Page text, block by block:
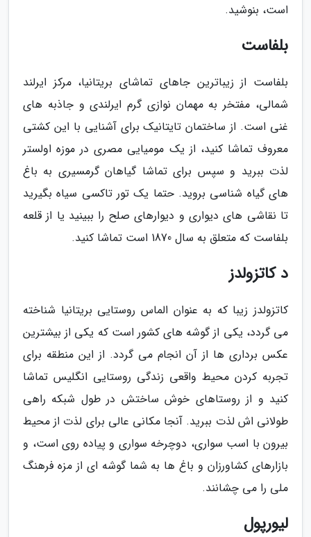
است، بنوشید.
بلفاست
بلفاست از زیباترین جاهای تماشای بریتانیا، مرکز ایرلند
شمالی، مفتخر به مهمان نوازی گرم ایرلندی و جاذبه های
غنی است. از ساختمان تایتانیک برای آشنایی با این کشتی
معروف تماشا کنید، از یک مومیایی مصری در موزه اولستر
لذت ببرید و سپس برای تماشا گیاهان گرمسیری به باغ
های گیاه شناسی بروید. حتما یک تور تاکسی سیاه بگیرید
تا نقاشی های دیواری و دیوارهای صلح را ببینید یا از قلعه
بلفاست که متعلق به سال 1870 است تماشا کنید.
د کاتزولدز
کاتزولدز زیبا که به عنوان الماس روستایی بریتانیا شناخته
می گردد، یکی از گوشه های کشور است که یکی از بیشترین
عکس برداری ها از آن انجام می گردد. از این منطقه برای
تجربه کردن محیط واقعی زندگی روستایی انگلیس تماشا
کنید و از روستاهای خوش ساختش در طول شبکه راهی
طولانی اش لذت ببرید. آنجا مکانی عالی برای لذت از محیط
بیرون با اسب سواری، دوچرخه سواری و پیاده روی است، و
بازارهای کشاورزان و باغ ها به شما گوشه ای از مزه فرهنگ
ملی را می چشانند.
لیورپول